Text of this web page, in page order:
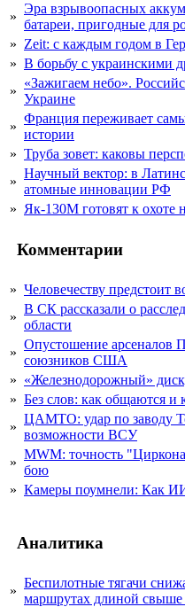
»
Эра взрывоопасных
батареи, пригодные для
» Zeit: с каждым годом в
» В борьбу с украинскими
»
«Зажигаем небо».
Украине
»
Франция переживает
истории
» Труба зовет: каковы
»
Научный вектор: в
атомные инновации РФ
» Як-130М готовят к охоте
Комментарии
» Человечеству предстоит
»
В СК рассказали о
области
»
Опустошение арсеналов
союзников США
» «Железнодорожный»
» Без слов: как общаются и
»
ЦАМТО: удар по заводу
возможности ВСУ
»
MWM: точность
бою
» Камеры поумнели: Как ИИ
Аналитика
»
Беспилотные тягачи
маршрутах длиной свыше